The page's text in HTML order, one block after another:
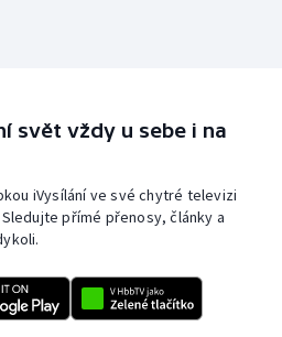
svět vždy u sebe i na
iVysílání ve své chytré televizi
přímé přenosy, články a